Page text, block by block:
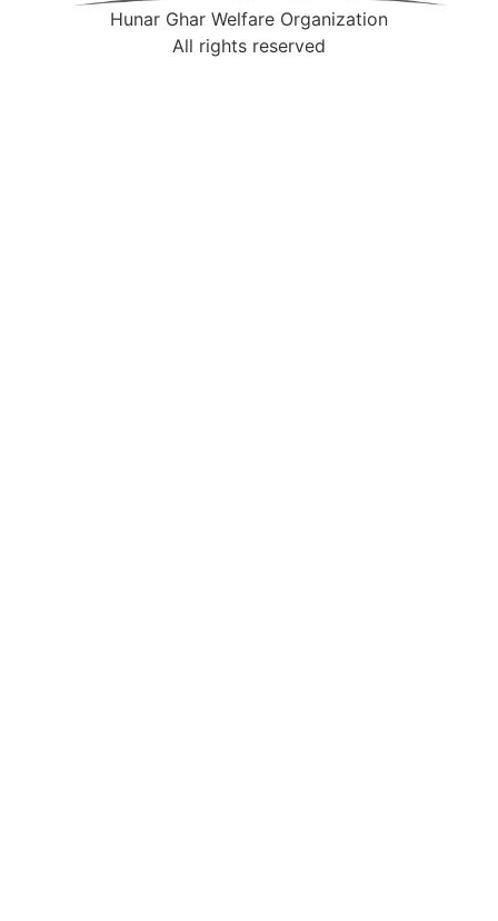
Hunar Ghar Welfare Organization
All rights reserved